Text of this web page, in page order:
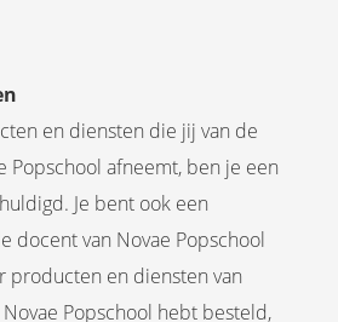
en diensten die jij van de
Popschool afneemt, ben je een
Je bent ook een
docent van Novae Popschool
producten en diensten van
Popschool hebt besteld,